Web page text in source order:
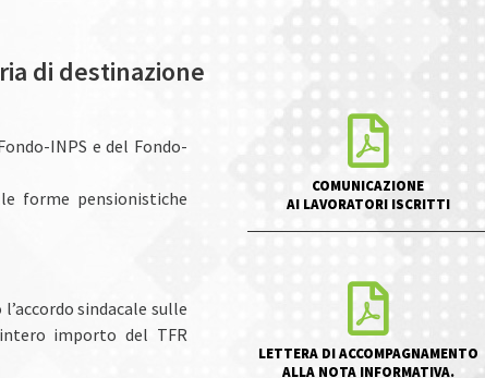
di destinazione
INPS e del Fondo-
forme pensionistiche
sindacale sulle
importo del TFR
COMUNICAZIONE
AI LAVORATORI ISCRITTI
LETTERA DI ACCOMPAGNAMENTO
ALLA NOTA INFORMATIVA.